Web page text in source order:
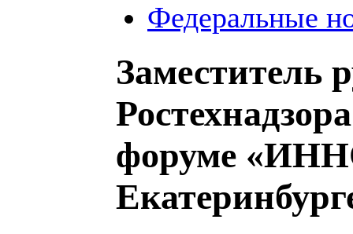
Федеральные
Заместитель
форуме